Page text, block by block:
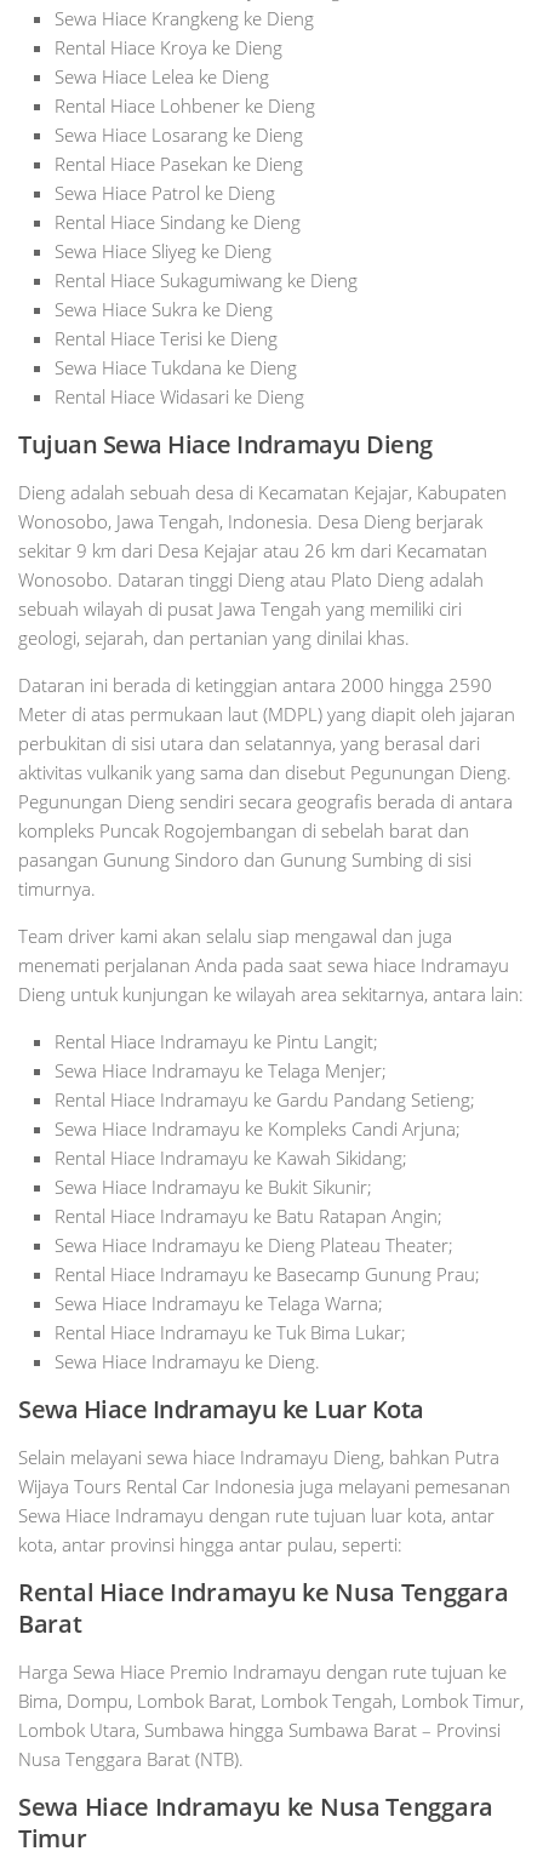
Sewa Hiace Krangkeng ke Dieng
Rental Hiace Kroya ke Dieng
Sewa Hiace Lelea ke Dieng
Rental Hiace Lohbener ke Dieng
Sewa Hiace Losarang ke Dieng
Rental Hiace Pasekan ke Dieng
Sewa Hiace Patrol ke Dieng
Rental Hiace Sindang ke Dieng
Sewa Hiace Sliyeg ke Dieng
Rental Hiace Sukagumiwang ke Dieng
Sewa Hiace Sukra ke Dieng
Rental Hiace Terisi ke Dieng
Sewa Hiace Tukdana ke Dieng
Rental Hiace Widasari ke Dieng
Tujuan Sewa Hiace Indramayu Dieng
Dieng adalah sebuah desa di Kecamatan Kejajar, Kabupaten
Wonosobo, Jawa Tengah, Indonesia. Desa Dieng berjarak
sekitar 9 km dari Desa Kejajar atau 26 km dari Kecamatan
Wonosobo. Dataran tinggi Dieng atau Plato Dieng adalah
sebuah wilayah di pusat Jawa Tengah yang memiliki ciri
geologi, sejarah, dan pertanian yang dinilai khas.
Dataran ini berada di ketinggian antara 2000 hingga 2590
Meter di atas permukaan laut (MDPL) yang diapit oleh jajaran
perbukitan di sisi utara dan selatannya, yang berasal dari
aktivitas vulkanik yang sama dan disebut Pegunungan Dieng.
Pegunungan Dieng sendiri secara geografis berada di antara
kompleks Puncak Rogojembangan di sebelah barat dan
pasangan Gunung Sindoro dan Gunung Sumbing di sisi
timurnya.
Team driver kami akan selalu siap mengawal dan juga
menemati perjalanan Anda pada saat sewa hiace Indramayu
Dieng untuk kunjungan ke wilayah area sekitarnya, antara lain:
Rental Hiace Indramayu ke Pintu Langit;
Sewa Hiace Indramayu ke Telaga Menjer;
Rental Hiace Indramayu ke Gardu Pandang Setieng;
Sewa Hiace Indramayu ke Kompleks Candi Arjuna;
Rental Hiace Indramayu ke Kawah Sikidang;
Sewa Hiace Indramayu ke Bukit Sikunir;
Rental Hiace Indramayu ke Batu Ratapan Angin;
Sewa Hiace Indramayu ke Dieng Plateau Theater;
Rental Hiace Indramayu ke Basecamp Gunung Prau;
Sewa Hiace Indramayu ke Telaga Warna;
Rental Hiace Indramayu ke Tuk Bima Lukar;
Sewa Hiace Indramayu ke Dieng.
Sewa Hiace Indramayu ke Luar Kota
Selain melayani sewa hiace Indramayu Dieng, bahkan Putra
Wijaya Tours Rental Car Indonesia juga melayani pemesanan
Sewa Hiace Indramayu dengan rute tujuan luar kota, antar
kota, antar provinsi hingga antar pulau, seperti:
Rental Hiace Indramayu ke Nusa Tenggara
Barat
Harga Sewa Hiace Premio Indramayu dengan rute tujuan ke
Bima, Dompu, Lombok Barat, Lombok Tengah, Lombok Timur,
Lombok Utara, Sumbawa hingga Sumbawa Barat – Provinsi
Nusa Tenggara Barat (NTB).
Sewa Hiace Indramayu ke Nusa Tenggara
Timur